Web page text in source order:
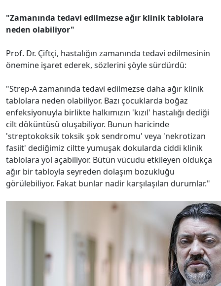
"Zamanında tedavi edilmezse ağır klinik tablolara
neden olabiliyor"
Prof. Dr. Çiftçi, hastalığın zamanında tedavi edilmesinin
önemine işaret ederek, sözlerini şöyle sürdürdü:
"Strep-A zamanında tedavi edilmezse daha ağır klinik
tablolara neden olabiliyor. Bazı çocuklarda boğaz
enfeksiyonuyla birlikte halkımızın 'kızıl' hastalığı dediği
cilt döküntüsü oluşabiliyor. Bunun haricinde
'streptokoksik toksik şok sendromu' veya 'nekrotizan
fasiit' dediğimiz ciltte yumuşak dokularda ciddi klinik
tablolara yol açabiliyor. Bütün vücudu etkileyen oldukça
ağır bir tabloyla seyreden dolaşım bozukluğu
görülebiliyor. Fakat bunlar nadir karşılaşılan durumlar."